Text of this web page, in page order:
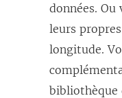
données.
leurs
longitude.
bibliothèque